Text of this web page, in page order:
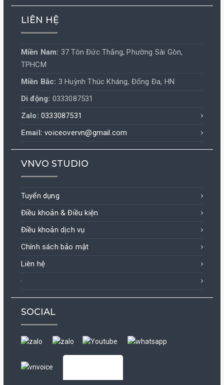
LIÊN HỆ
Miền Nam: 37 Tôn Đức Thắng, Phường Sài Gòn,
TPHCM
Miền Bắc: 3 Huỳnh Thúc Kháng, Đống Đa, HN
Di động: 0333087531
Zalo: 0333087531
Email: voiceovervn@gmail.com
VNVO STUDIO
Tuyển dụng
Điều khoản & Điều kiện
Điều khoản dịch vụ
Chính sách bảo mật
Liên hệ
SOCIAL